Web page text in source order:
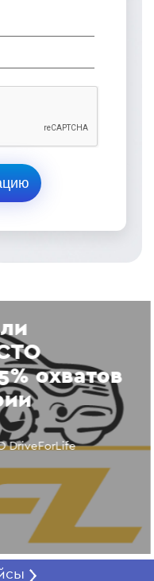
охватов
DriveForLife